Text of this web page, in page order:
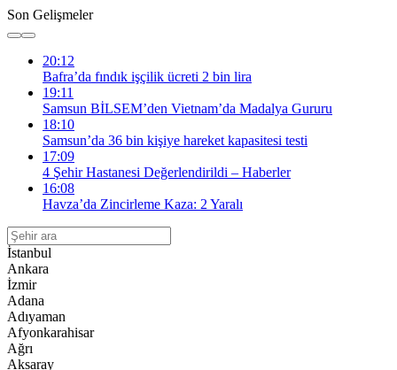
Son Gelişmeler
20:12
Bafra’da fındık işçilik ücreti 2 bin lira
19:11
Samsun BİLSEM’den Vietnam’da Madalya Gururu
18:10
Samsun’da 36 bin kişiye hareket kapasitesi testi
17:09
4 Şehir Hastanesi Değerlendirildi – Haberler
16:08
Havza’da Zincirleme Kaza: 2 Yaralı
İstanbul
Ankara
İzmir
Adana
Adıyaman
Afyonkarahisar
Ağrı
Aksaray